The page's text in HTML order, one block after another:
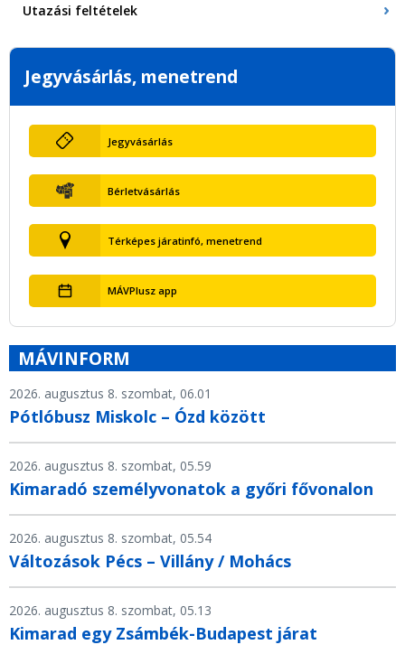
Utazási feltételek
Jegyvásárlás, menetrend
Jegyvásárlás
Bérletvásárlás
Térképes járatinfó, menetrend
MÁVPlusz app
MÁVINFORM
2026. augusztus 8. szombat, 06.01
Pótlóbusz Miskolc – Ózd között
2026. augusztus 8. szombat, 05.59
Kimaradó személyvonatok a győri fővonalon
2026. augusztus 8. szombat, 05.54
Változások Pécs – Villány / Mohács
2026. augusztus 8. szombat, 05.13
Kimarad egy Zsámbék-Budapest járat